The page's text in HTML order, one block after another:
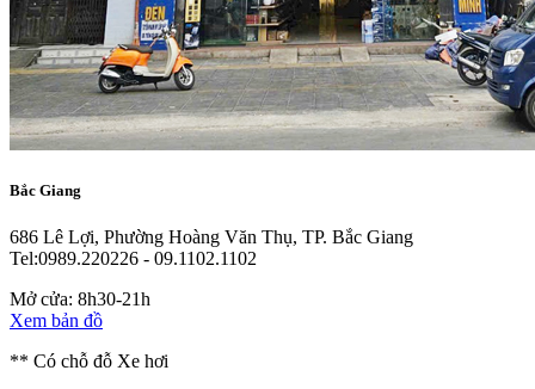
Bắc Giang
686 Lê Lợi, Phường Hoàng Văn Thụ, TP. Bắc Giang
Tel:0989.220226 - 09.1102.1102
Mở cửa: 8h30-21h
Xem bản đồ
** Có chỗ đỗ Xe hơi